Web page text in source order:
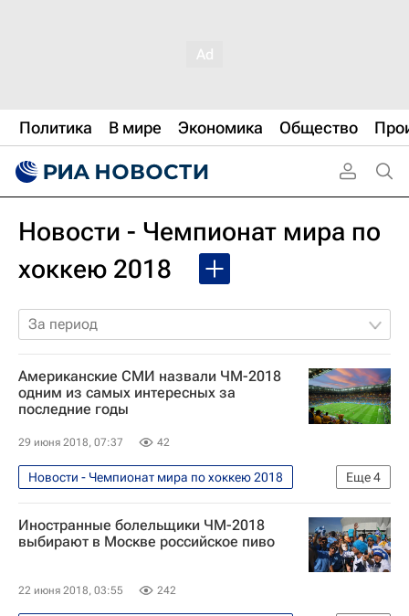
Политика В мире Экономика Общество
Новости - Чемпионат мира по
хоккею 2018
За период
Американские СМИ назвали ЧМ-2018
одним из самых интересных за
последние годы
29 июня 2018, 07:37 42
Еще4
Новости - Чемпионат мира по хоккею 2018
Футбол
Спорт
Чемпионат мира по хоккею 2018
Иностранные болельщики ЧМ-2018
выбирают в Москве российское пиво
22 июня 2018, 03:55 242